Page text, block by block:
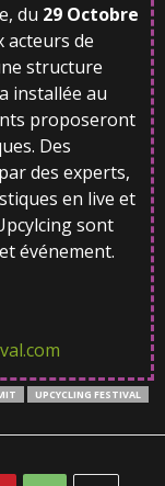
du 29 Octobre
acteurs de
structure
installée au
proposeront
Des
des experts,
en live et
sont
événement.
UPCYCLING FESTIVAL